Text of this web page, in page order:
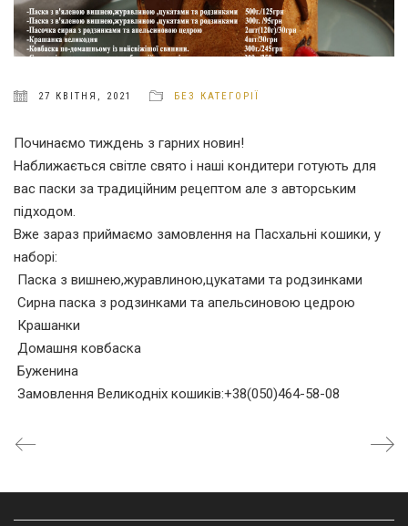
27 КВІТНЯ, 2021 БЕЗ КАТЕГОРІЇ
Починаємо тиждень з гарних новин!
Наближається світле свято і наші кондитери готують для
вас паски за традиційним рецептом але з авторським
підходом.
Вже зараз приймаємо замовлення на Пасхальні кошики, у
наборі:
Паска з вишнею,журавлиною,цукатами та родзинками
Сирна паска з родзинками та апельсиновою цедрою
Крашанки
Домашня ковбаска
Буженина
Замовлення Великодніх кошиків:+38(050)464-58-08